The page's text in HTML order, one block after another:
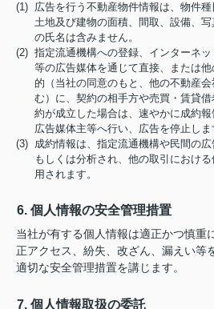
(1) 広告を行う不動産物件情報は、物件種
土地及び建物の面積、間取、設備、
の氏名は含みません。
(2) 指定流通機構への登録、インターネ
等の広告媒体を通じて直接、または
的（当社の同意のもと、他の不動産
む）に、契約の相手方や売買・賃貸
約が成立した場合は、速やかに成約
広告媒体主等へ行い、広告を停止しま
(3) 成約情報は、指定流通機構や民間の
もしくは分析され、他の取引におけ
用されます。
6. 個人情報の安全管理措置
当社が有する個人情報は適正かつ慎重
正アクセス、紛失、改ざん、漏えい等
適切な安全管理措置を講じます。
7. 個人情報取扱の委託